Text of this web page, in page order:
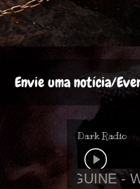
Envie uma notícia/
Dark Radio